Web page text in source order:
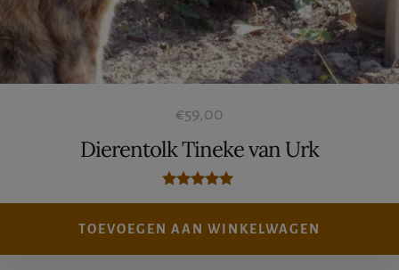
€59,00
Dierentolk Tineke van Urk
uit 5
TOEVOEGEN AAN WINKELWAGEN